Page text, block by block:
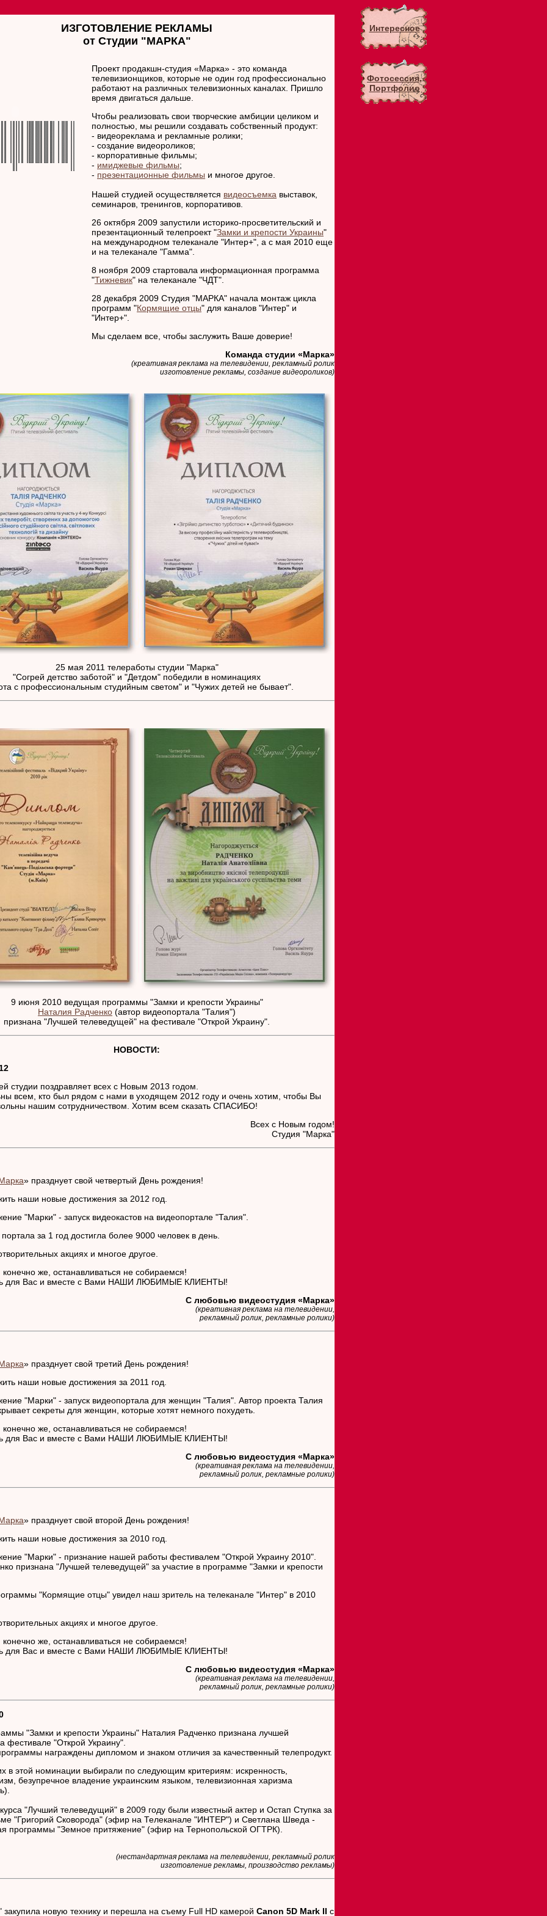
ИЗГОТОВЛЕНИЕ РЕКЛАМЫ
от Студии "МАРКА"
Проект продакшн-студия «Марка» - это команда
телевизионщиков, которые не один год профессионально
работают на различных телевизионных каналах. Пришло
время двигаться дальше.
Чтобы реализовать свои творческие амбиции целиком и
полностью, мы решили создавать собственный продукт:
- видеореклама и рекламные ролики;
- создание видеороликов;
- корпоративные фильмы;
- имиджевые фильмы;
- презентационные фильмы и многое другое.
Нашей студией осуществляется видеосъемка выставок,
семинаров, тренингов, корпоративов.
26 октября 2009 запустили историко-просветительский и
презентационный телепроект "Замки и крепости Украины"
на международном телеканале "Интер+", а с мая 2010 еще
и на телеканале "Гамма".
8 ноября 2009 стартовала информационная программа
"Тижневик" на телеканале "ЧДТ".
28 декабря 2009 Студия "МАРКА" начала монтаж цикла
программ "Кормящие отцы" для каналов "Интер" и
"Интер+".
Мы сделаем все, чтобы заслужить Ваше доверие!
Команда студии «Марка»
(креативная реклама на телевидении, рекламный ролик
изготовление рекламы, создание видеороликов)
25 мая 2011 телеработы студии "Марка"
"Согрей детство заботой" и "Детдом" победили в номинациях
с профессиональным студийным светом" и "Чужих детей не бывает".
9 июня 2010 ведущая программы "Замки и крепости Украины"
Наталия Радченко (автор видеопортала "Талия")
признана "Лучшей телеведущей" на фестивале "Открой Украину".
НОВОСТИ:
студии поздравляет всех с Новым 2013 годом.
всем, кто был рядом с нами в уходящем 2012 году и очень хотим, чтобы Вы
нашим сотрудничеством. Хотим всем сказать СПАСИБО!
Всех с Новым годом!
Студия "Марка"
» празднует свой четвертый День рождения!
наши новые достижения за 2012 год.
"Марки" - запуск видеокастов на видеопортале "Талия".
за 1 год достигла более 9000 человек в день.
акциях и многое другое.
же, останавливаться не собираемся!
для Вас и вместе с Вами НАШИ ЛЮБИМЫЕ КЛИЕНТЫ!
С любовью видеостудия «Марка»
(креативная реклама на телевидении,
рекламный ролик, рекламные ролики)
» празднует свой третий День рождения!
наши новые достижения за 2011 год.
"Марки" - запуск видеопортала для женщин "Талия". Автор проекта Талия
секреты для женщин, которые хотят немного похудеть.
же, останавливаться не собираемся!
для Вас и вместе с Вами НАШИ ЛЮБИМЫЕ КЛИЕНТЫ!
С любовью видеостудия «Марка»
(креативная реклама на телевидении,
рекламный ролик, рекламные ролики)
» празднует свой второй День рождения!
наши новые достижения за 2010 год.
"Марки" - признание нашей работы фестивалем "Открой Украину 2010".
признана "Лучшей телеведущей" за участие в программе "Замки и крепости
"Кормящие отцы" увидел наш зритель на телеканале "Интер" в 2010
акциях и многое другое.
же, останавливаться не собираемся!
для Вас и вместе с Вами НАШИ ЛЮБИМЫЕ КЛИЕНТЫ!
С любовью видеостудия «Марка»
(креативная реклама на телевидении,
рекламный ролик, рекламные ролики)
"Замки и крепости Украины" Наталия Радченко признана лучшей
фестивале "Открой Украину".
награждены дипломом и знаком отличия за качественный телепродукт.
в этой номинации выбирали по следующим критериям: искренность,
безупречное владение украинским языком, телевизионная харизма
"Лучший телеведущий" в 2009 году были известный актер и Остап Ступка за
"Григорий Сковорода" (эфир на Телеканале "ИНТЕР") и Светлана Шведа -
программы "Земное притяжение" (эфир на Тернопольской ОГТРК).
(нестандартная реклама на телевидении, рекламный ролик
изготовление рекламы, производство рекламы)
новую технику и перешла на съему Full HD камерой Canon 5D Mark II с
Интересное
Фотосессия,
Портфолио